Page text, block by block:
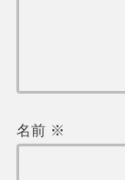
名前 ※